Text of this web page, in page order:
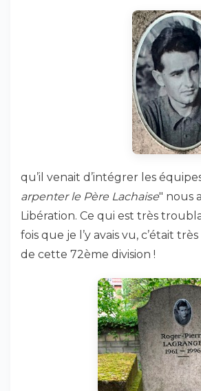
qu’il venait d’intégrer les
arpenter le Père Lachaise" nous
Libération. Ce qui est très
fois que je l’y avais vu, c’était
de cette 72ème division !